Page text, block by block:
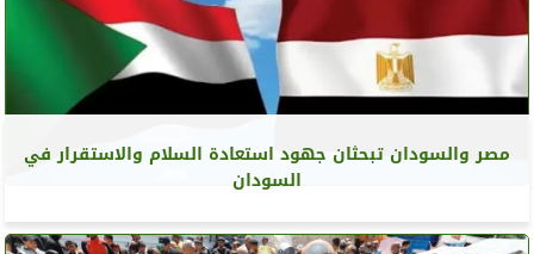
مصر والسودان تبحثان جهود استعادة السلام والاستقرار في
السودان